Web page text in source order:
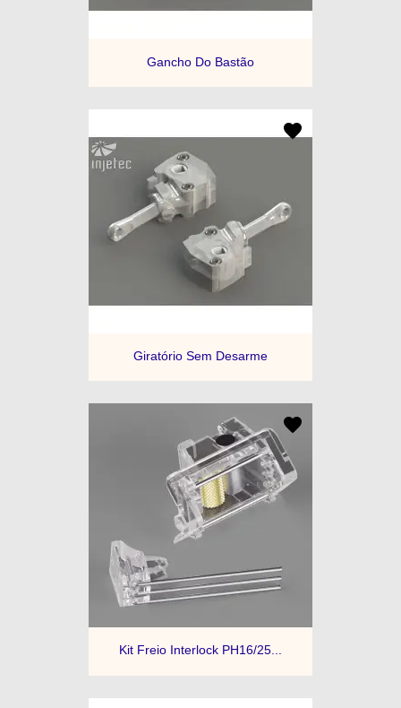
Gancho Do Bastão
Giratório Sem Desarme
Kit Freio Interlock PH16/25...